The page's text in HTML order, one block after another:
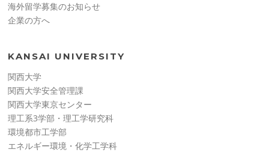
海外留学募集のお知らせ
企業の方へ
KANSAI UNIVERSITY
関西大学
関西大学安全管理課
関西大学東京センター
理工系3学部・理工学研究科
環境都市工学部
エネルギー環境・化学工学科